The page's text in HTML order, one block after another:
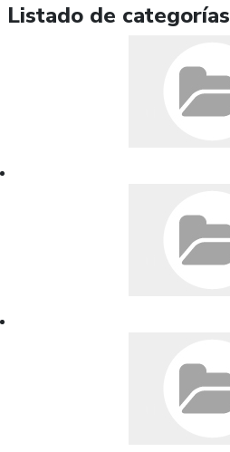
Listado de categorías